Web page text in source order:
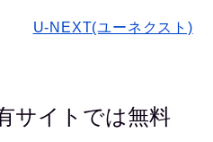
U-NEXT(ユーネクスト)
サイトでは無料